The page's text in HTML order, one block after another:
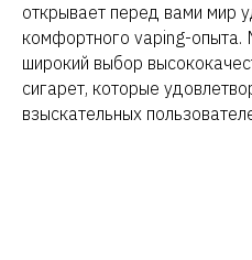
открывает перед вами мир
комфортного vaping-
широкий выбор
сигарет, которые
взыскательных